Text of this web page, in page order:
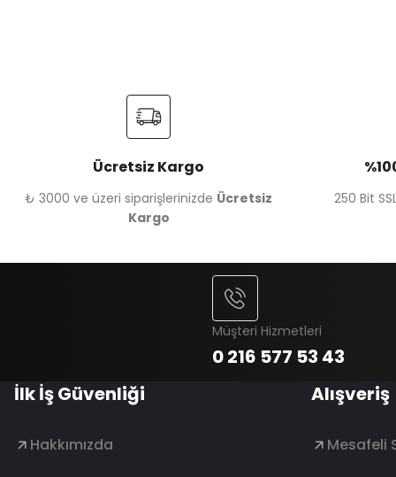
Ücretsiz Kargo
₺ 3000 ve üzeri siparişlerinizde Ücretsiz
Kargo
250 Bit
Müşteri Hizmetleri
0 216 577 53 43
İlk İş Güvenliği
Hakkımızda
Alışveriş
Mesafeli